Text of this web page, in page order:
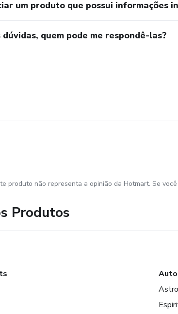
um produto que possui informações
quem pode me respondê-las?
produto não representa a opinião da Hotmart. Se
Produtos